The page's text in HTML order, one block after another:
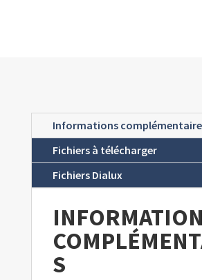
Informations
Fichiers à télécharger
Fichiers Dialux
S